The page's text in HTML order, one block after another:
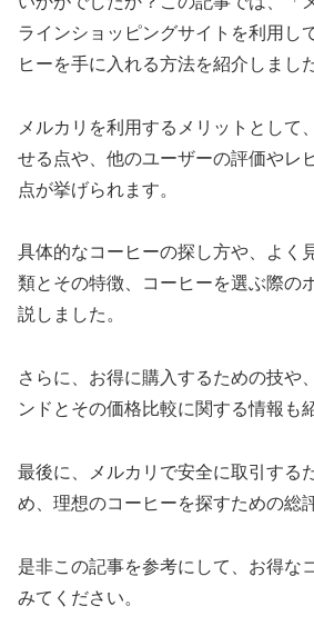
ラインショッピングサイトを利用し
ヒーを手に入れる方法を紹介しました
メルカリを利用するメリットとして
せる点や、他のユーザーの評価やレ
点が挙げられます。
具体的なコーヒーの探し方や、よく
類とその特徴、コーヒーを選ぶ際の
説しました。
さらに、お得に購入するための技や
ンドとその価格比較に関する情報も
最後に、メルカリで安全に取引する
め、理想のコーヒーを探すための総
是非この記事を参考にして、お得な
みてください。